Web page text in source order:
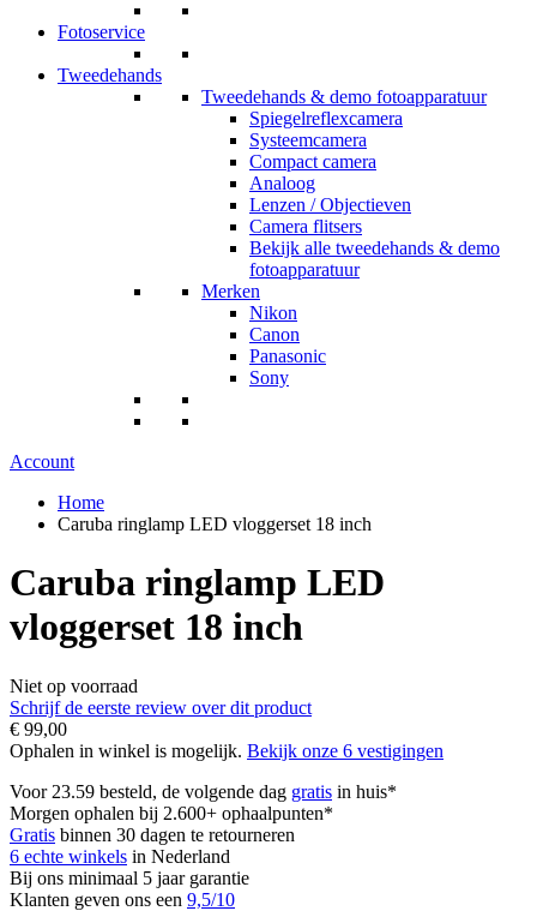
Fotoservice
Tweedehands
Tweedehands & demo fotoapparatuur
Spiegelreflexcamera
Systeemcamera
Compact camera
Analoog
Lenzen / Objectieven
Camera flitsers
Bekijk alle tweedehands & demo
fotoapparatuur
Merken
Nikon
Canon
Panasonic
Sony
Account
Home
Caruba ringlamp LED vloggerset 18 inch
Caruba ringlamp LED
vloggerset 18 inch
Niet op voorraad
Schrijf de eerste review over dit product
€ 99,00
Ophalen in winkel is mogelijk. Bekijk onze 6 vestigingen
Voor 23.59 besteld, de volgende dag gratis in huis*
Morgen ophalen bij 2.600+ ophaalpunten*
Gratis binnen 30 dagen te retourneren
6 echte winkels in Nederland
Bij ons minimaal 5 jaar garantie
Klanten geven ons een 9,5/10